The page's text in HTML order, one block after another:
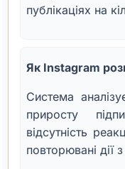
публікаціях на
Як Instagram
Система
приросту
відсутність
повторювані дії